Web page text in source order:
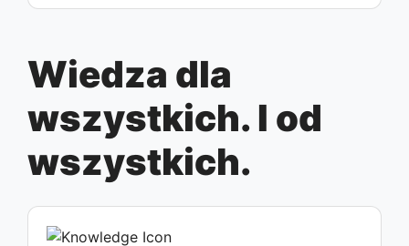
Wiedza dla
wszystkich. I od
wszystkich.